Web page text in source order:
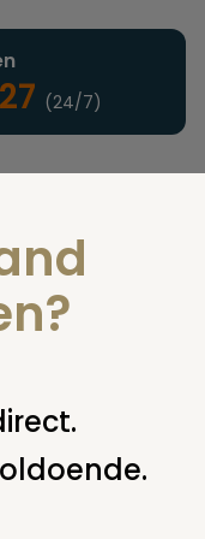
(24/7)
begraafplaats